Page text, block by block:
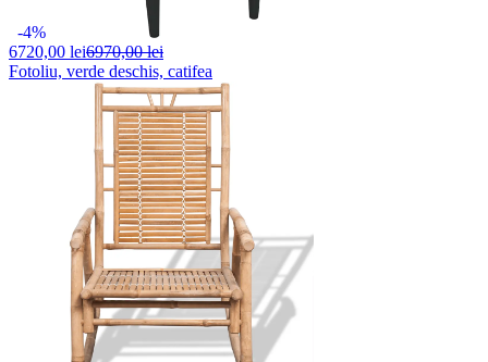
-4%
6720,00 lei6970,00 lei
Fotoliu, verde deschis, catifea